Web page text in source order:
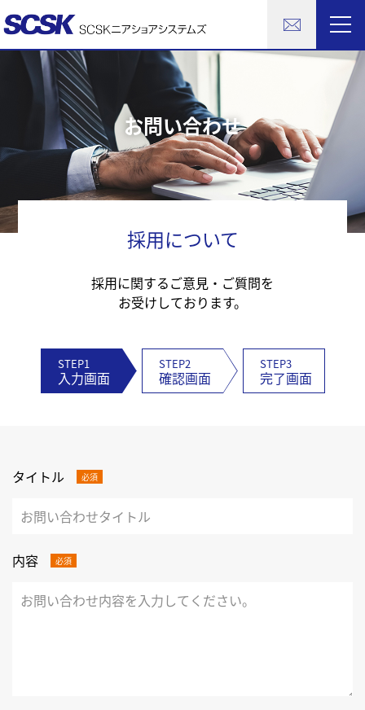
お問い合わせ
採用について
採用に関するご意見・ご質問を
お受けしております。
STEP1
入力画面
STEP2
確認画面
STEP3
完了画面
タイトル 必須
内容 必須